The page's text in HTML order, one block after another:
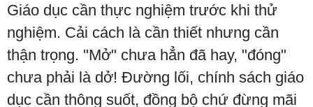
Giáo dục cần thực nghiệm trước khi thử
nghiệm. Cải cách là cần thiết nhưng cần
thận trọng. "Mở" chưa hẳn đã hay, "đóng"
chưa phải là dở! Đường lối, chính sách giáo
dục cần thông suốt, đồng bộ chứ đừng mãi